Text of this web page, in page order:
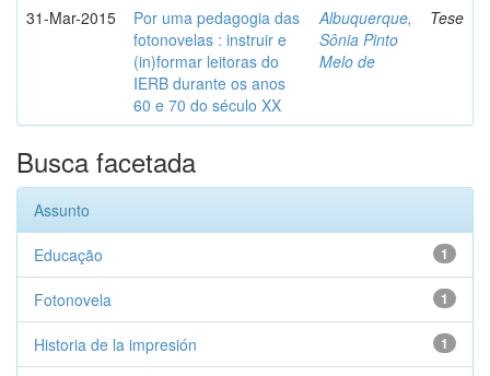
31-Mar-2015
Por uma pedagogia das
fotonovelas : instruir e
(in)formar leitoras do
IERB durante os anos
60 e 70 do século XX
Albuquerque,
Sônia Pinto
Melo de
Tese
Busca facetada
Assunto
1
Educação
1
Fotonovela
1
Historia de la impresión